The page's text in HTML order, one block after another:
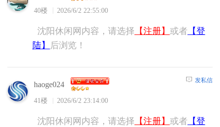
40楼 2026/6/2 22:55:00
沈阳休闲网内容，请选择 【注册】 或者 【登
陆】
后浏览！
haoge024
41楼 2026/6/2 23:14:00
发私信
沈阳休闲网内容，请选择 【注册】 或者 【登